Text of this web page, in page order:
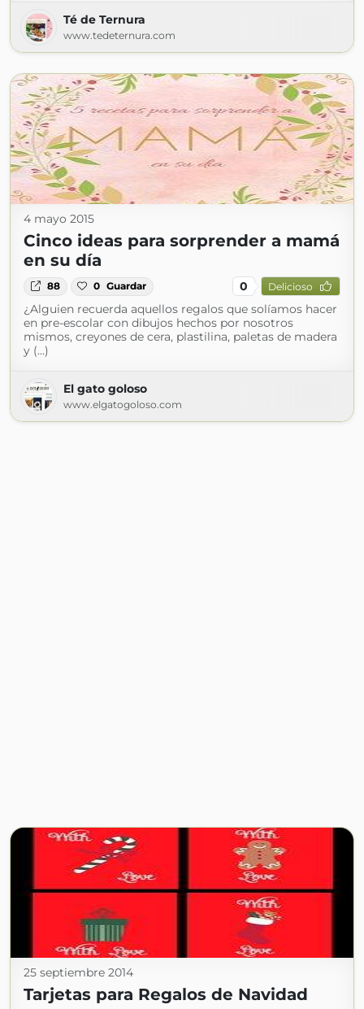
Té de Ternura
www.tedeternura.com
4 mayo 2015
Cinco ideas para sorprender a mamá
en su día
88 0 Guardar 0 Delicioso
¿Alguien recuerda aquellos regalos que solíamos hacer
en pre-escolar con dibujos hechos por nosotros
mismos, creyones de cera, plastilina, paletas de madera
y (...)
El gato goloso
www.elgatogoloso.com
25 septiembre 2014
Tarjetas para Regalos de Navidad